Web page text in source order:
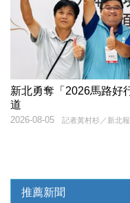
新北勇奪「2026馬路
道
記者黃村杉／新北
2026-08-05
推薦新聞